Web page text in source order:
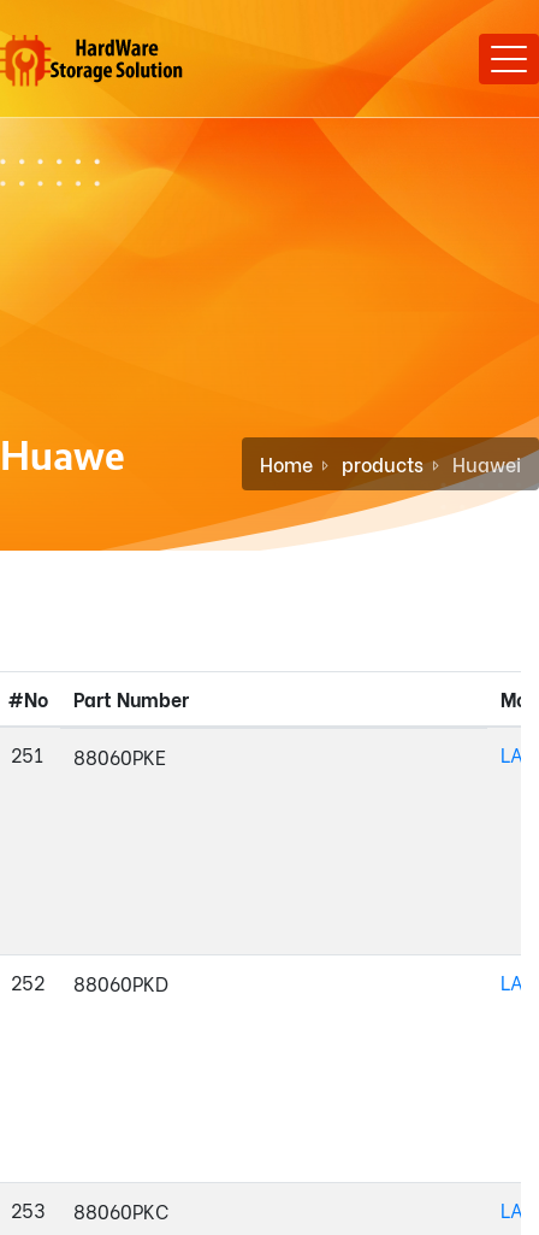
Huawei Home products Huawei
#No Part Number
251
88060PKE
252 88060PKD
253 88060PKC